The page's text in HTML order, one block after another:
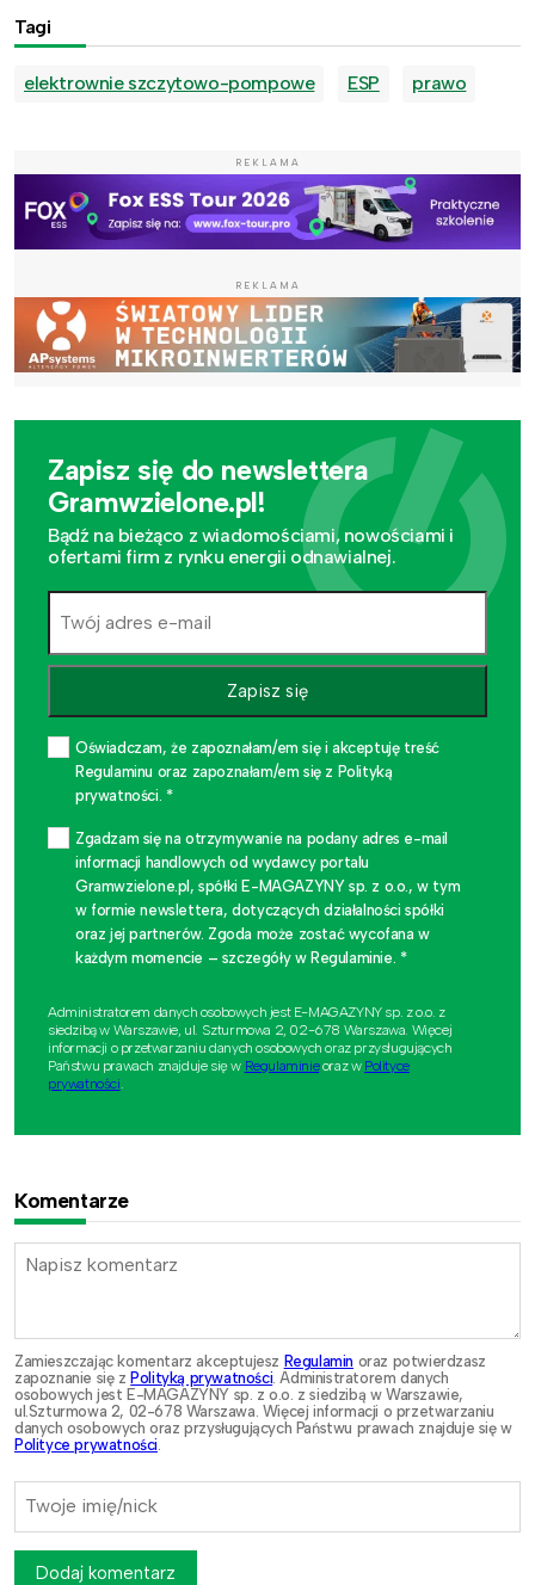
Tagi
elektrownie szczytowo-pompowe ESP prawo
REKLAMA
REKLAMA
Zapisz się do newslettera
Gramwzielone.pl!
Bądź na bieżąco z wiadomościami, nowościami i
ofertami firm z rynku energii odnawialnej.
Zapisz się
Oświadczam, że zapoznałam/em się i akceptuję treść
Regulaminu oraz zapoznałam/em się z Polityką
prywatności. *
Zgadzam się na otrzymywanie na podany adres e-mail
informacji handlowych od wydawcy portalu
Gramwzielone.pl, spółki E-MAGAZYNY sp. z o.o., w tym
w formie newslettera, dotyczących działalności spółki
oraz jej partnerów. Zgoda może zostać wycofana w
każdym momencie – szczegóły w Regulaminie. *
Administratorem danych osobowych jest E-MAGAZYNY sp. z o.o. z
siedzibą w Warszawie, ul. Szturmowa 2, 02-678 Warszawa. Więcej
informacji o przetwarzaniu danych osobowych oraz przysługujących
Państwu prawach znajduje się w Regulaminieoraz w Polityce
prywatności.
Komentarze
Zamieszczając komentarz akceptujesz Regulamin oraz potwierdzasz
zapoznanie się z Polityką prywatności . Administratorem danych
osobowych jest E-MAGAZYNY sp. z o.o. z siedzibą w Warszawie,
ul.Szturmowa 2, 02-678 Warszawa. Więcej informacji o przetwarzaniu
danych osobowych oraz przysługujących Państwu prawach znajduje się w
Polityce prywatności
Dodaj komentarz